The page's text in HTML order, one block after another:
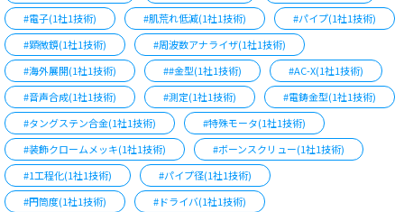
#電子(1社1技術)
#肌荒れ低減(1社1技術)
#パイプ(1社1技術)
#顕微鏡(1社1技術)
#周波数アナライザ(1社1技術)
#海外展開(1社1技術)
##金型(1社1技術)
#AC-X(1社1技術)
#音声合成(1社1技術)
#測定(1社1技術)
#電鋳金型(1社1技術)
#タングステン合金(1社1技術)
#特殊モータ(1社1技術)
#装飾クロームメッキ(1社1技術)
#ボーンスクリュー(1社1技術)
#1工程化(1社1技術)
#パイプ径(1社1技術)
#円筒度(1社1技術)
#ドライバ(1社1技術)